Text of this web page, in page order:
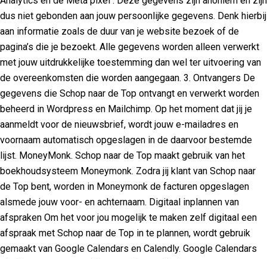
dus niet gebonden aan jouw persoonlijke gegevens. Denk hierbij
aan informatie zoals de duur van je website bezoek of de
pagina’s die je bezoekt. Alle gegevens worden alleen verwerkt
met jouw uitdrukkelijke toestemming dan wel ter uitvoering van
de overeenkomsten die worden aangegaan. 3. Ontvangers De
gegevens die Schop naar de Top ontvangt en verwerkt worden
beheerd in Wordpress en Mailchimp. Op het moment dat jij je
aanmeldt voor de nieuwsbrief, wordt jouw e-mailadres en
voornaam automatisch opgeslagen in de daarvoor bestemde
lijst. MoneyMonk. Schop naar de Top maakt gebruik van het
boekhoudsysteem Moneymonk. Zodra jij klant van Schop naar
de Top bent, worden in Moneymonk de facturen opgeslagen
alsmede jouw voor- en achternaam. Digitaal inplannen van
afspraken Om het voor jou mogelijk te maken zelf digitaal een
afspraak met Schop naar de Top in te plannen, wordt gebruik
gemaakt van Google Calendars en Calendly. Google Calendars